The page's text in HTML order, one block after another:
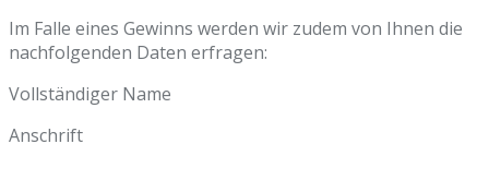
Im Falle eines Gewinns werden wir zudem von Ihnen die
nachfolgenden Daten erfragen:
Vollständiger Name
Anschrift